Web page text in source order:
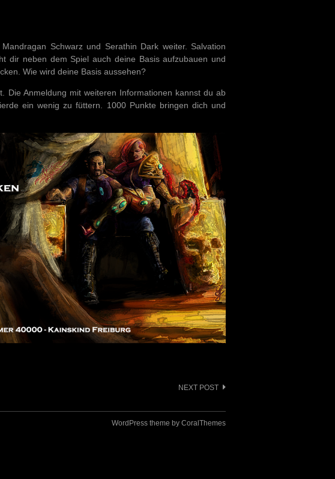
Schwarz und Serathin Dark weiter. Salvation
dir neben dem Spiel auch deine Basis aufzubauen und
Wie wird deine Basis aussehen?
Die Anmeldung mit weiteren Informationen kannst du ab
ein wenig zu füttern. 1000 Punkte bringen dich und
NEXT POST
WordPress theme by CoralThemes